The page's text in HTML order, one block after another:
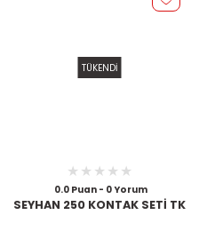
TÜKENDİ
0.0 Puan - 0 Yorum
SEYHAN 250 KONTAK SETİ TK